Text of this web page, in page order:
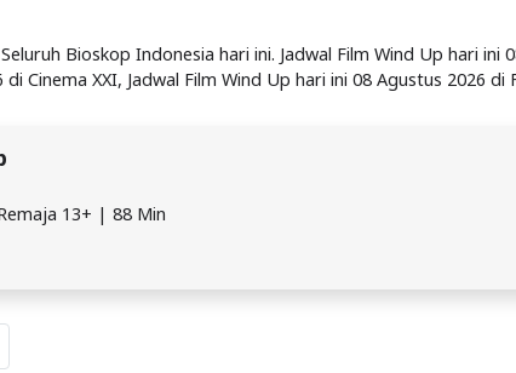
Bioskop Indonesia hari ini. Jadwal Film Wind Up hari ini
Cinema XXI, Jadwal Film Wind Up hari ini 08 Agustus 2026 di
13+ | 88 Min